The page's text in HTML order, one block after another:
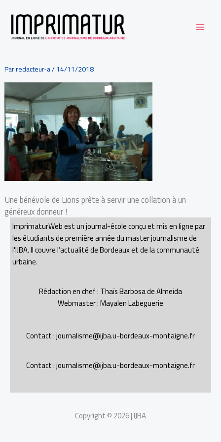
Parredacteur-a/14/11/2018
Une bénévole de Lions prête à servir une collation à un
généreux donneur !
ImprimaturWeb est un journal-école conçu et mis en ligne par
les étudiants de première année du master journalisme de
l'IJBA. Il couvre l’actualité de Bordeaux et de la communauté
urbaine.
Rédaction en chef : Thaïs Barbosa de Almeida
Webmaster : Mayalen Labeguerie
Contact : journalisme@ijba.u-bordeaux-montaigne.fr
Contact : journalisme@ijba.u-bordeaux-montaigne.fr
Copyright © 2026 | IJBA